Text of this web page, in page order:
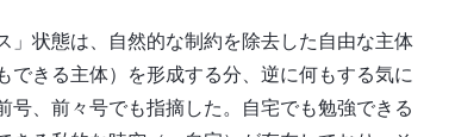
」状態は、自然的な制約を除去した自由な主体
できる主体）を形成する分、逆に何もする気に
号、前々号でも指摘した。自宅でも勉強できる